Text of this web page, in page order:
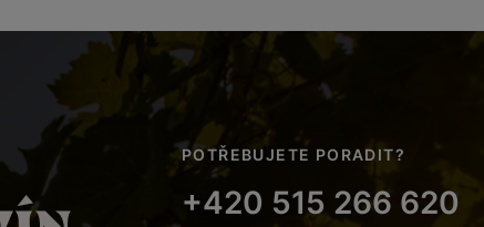
POTŘEBUJETE PORADIT?
+420 515 266 620